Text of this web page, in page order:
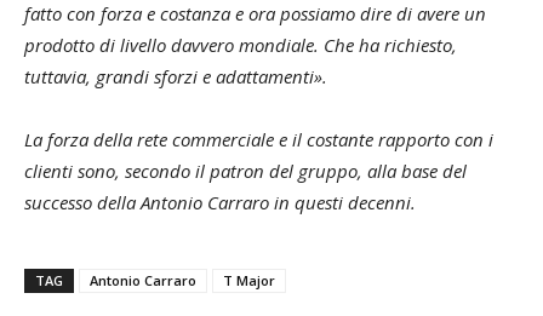
fatto con forza e costanza e ora possiamo dire di avere un
prodotto di livello davvero mondiale. Che ha richiesto,
tuttavia, grandi sforzi e adattamenti».
La forza della rete commerciale e il costante rapporto con i
clienti sono, secondo il patron del gruppo, alla base del
successo della Antonio Carraro in questi decenni.
TAG Antonio Carraro T Major